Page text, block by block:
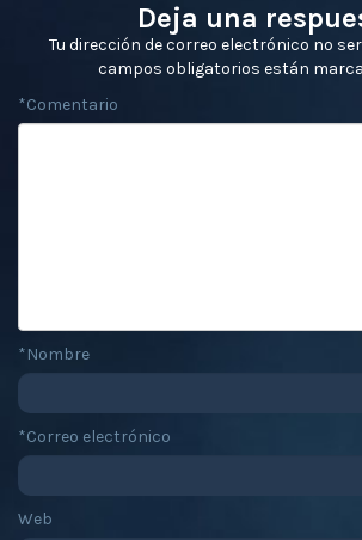
Deja una
Tu dirección de correo electrónico no
campos obligatorios están
Comentario
*
Nombre
*
Correo electrónico
*
Web